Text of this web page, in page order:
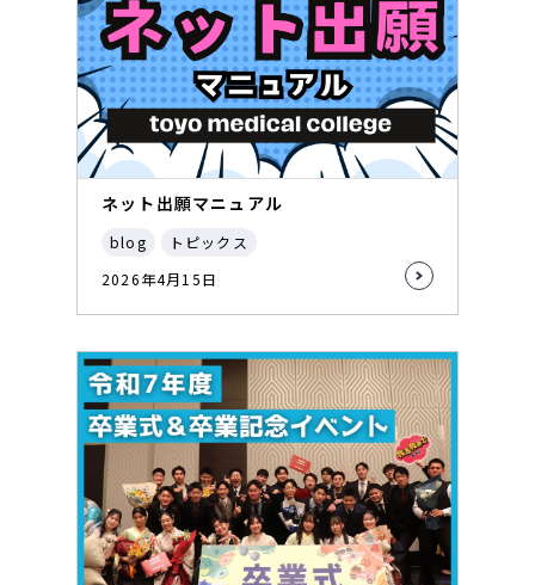
ネット出願マニュアル
blog
トピックス
2026年4月15日